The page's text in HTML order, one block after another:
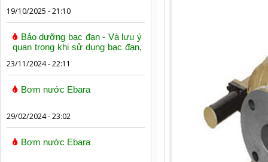
19/10/2025 - 21:10
Bảo dưỡng bạc đạn - Và lưu ý
quan trọng khi sử dụng bạc đạn,
23/11/2024 - 22:11
Bơm nước Ebara
29/02/2024 - 23:02
Bơm nước Ebara